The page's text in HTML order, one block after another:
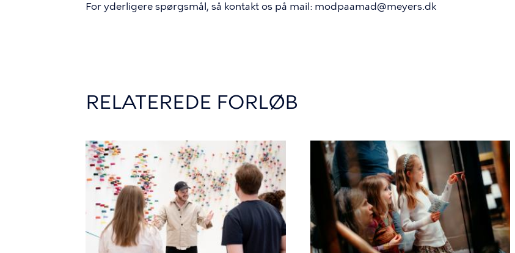
For yderligere spørgsmål, så kontakt os på mail: modpaamad@meyers.dk
RELATEREDE FORLØB